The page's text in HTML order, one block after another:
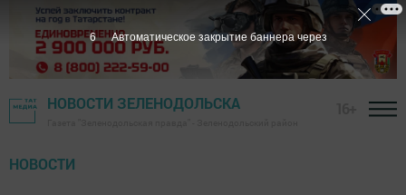
НОВОСТИ ЗЕЛЕНОДОЛЬСКА
НОВОСТИ
5 Автоматическое закрытие баннера через